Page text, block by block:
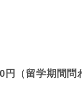
円（留学期間問